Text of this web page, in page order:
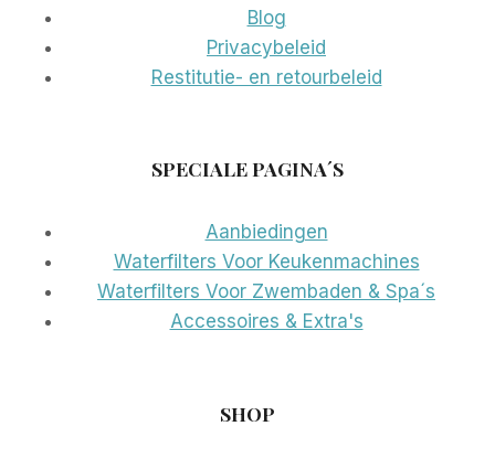
Blog
Privacybeleid
Restitutie- en retourbeleid
SPECIALE PAGINA´S
Aanbiedingen
Waterfilters Voor Keukenmachines
Waterfilters Voor Zwembaden & Spa´s
Accessoires & Extra's
SHOP